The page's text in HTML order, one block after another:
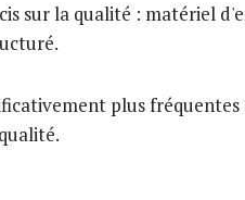
sur la qualité : matériel
plus